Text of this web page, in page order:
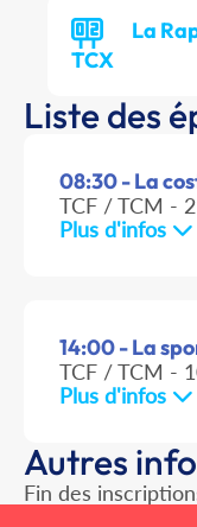
La
TCX
Liste des
08:30 - La
TCF / TCM -
Plus d'infos
14:00 - La
TCF / TCM -
Plus d'infos
Autres
Fin des